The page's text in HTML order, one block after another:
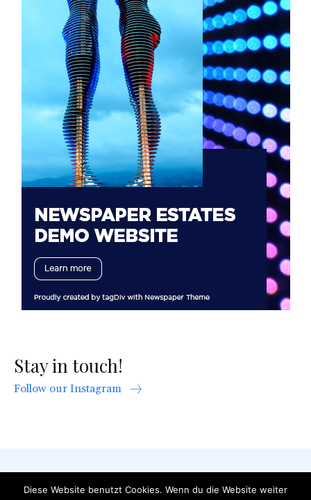
Stay in touch!
Follow our Instagram
AGB Datenschutzerklärung
FAQ
Diese Website benutzt Cookies. Wenn du die Website weiter